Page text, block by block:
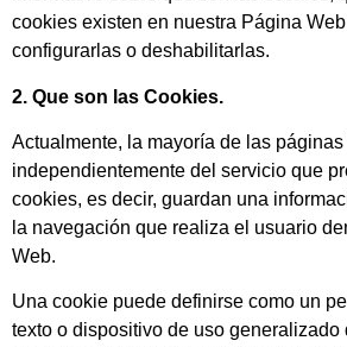
cookies existen en nuestra Página
configurarlas o deshabilitarlas.
2. Que son las Cookies.
Actualmente, la mayoría de las páginas
independientemente del servicio que
cookies, es decir, guardan una
la navegación que realiza el usuario
Web.
Una cookie puede definirse como un
texto o dispositivo de uso generalizado